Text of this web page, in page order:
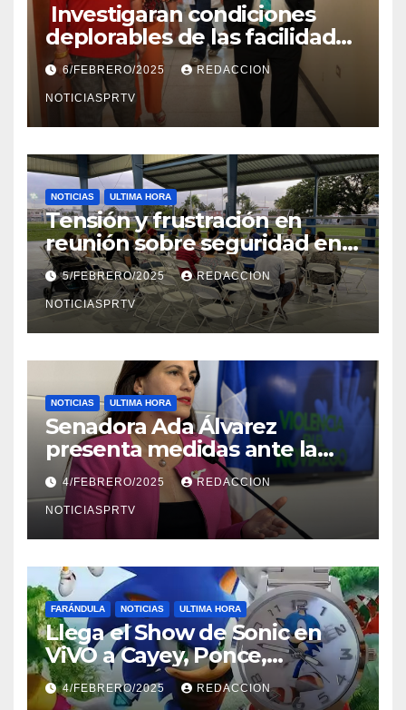
Investigaran condiciones
deplorables de las facilidades
el Departamento de la Salud
en Mayagüez
6/FEBRERO/2025 REDACCION
NOTICIASPRTV
NOTICIAS ULTIMA HORA
Tensión y frustración en
reunión sobre seguridad en
Reparto Metropolitano
5/FEBRERO/2025 REDACCION
NOTICIASPRTV
NOTICIAS ULTIMA HORA
Senadora Ada Álvarez
presenta medidas ante la
violencia en el noviazgo
4/FEBRERO/2025 REDACCION
NOTICIASPRTV
FARÁNDULA NOTICIAS ULTIMA HORA
Llega el Show de Sonic en
ViVO a Cayey, Ponce,
Barceloneta y Humacao,
Relojes gratis para el que
4/FEBRERO/2025 REDACCION